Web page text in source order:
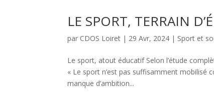
LE SPORT, TERRAIN
par CDOS Loiret | 29 Avr, 2024 | Sport et
Le sport, atout éducatif Selon l’étude
« Le sport n’est pas suffisamment mobilisé
manque d’ambition...